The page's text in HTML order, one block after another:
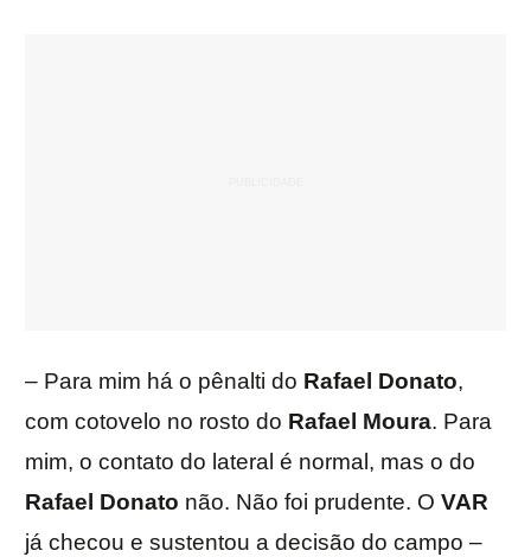
– Para mim há o pênalti do Rafael Donato,
com cotovelo no rosto do Rafael Moura. Para
mim, o contato do lateral é normal, mas o do
Rafael Donato não. Não foi prudente. O VAR
já checou e sustentou a decisão do campo –